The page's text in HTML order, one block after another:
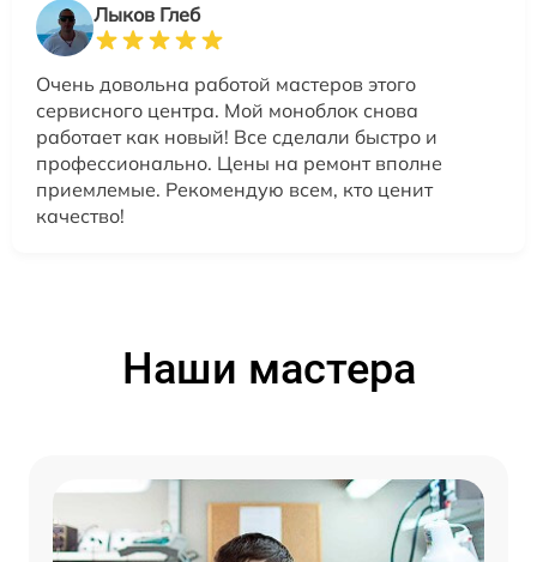
Лыков Глеб
Очень довольна работой мастеров этого
сервисного центра. Мой моноблок снова
работает как новый! Все сделали быстро и
профессионально. Цены на ремонт вполне
приемлемые. Рекомендую всем, кто ценит
качество!
Наши мастера